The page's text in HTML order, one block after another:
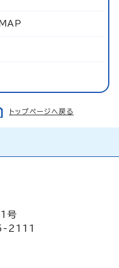
MAP
トップページへ戻る
号
2111